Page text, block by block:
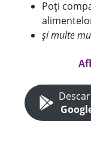
Poți
și multe